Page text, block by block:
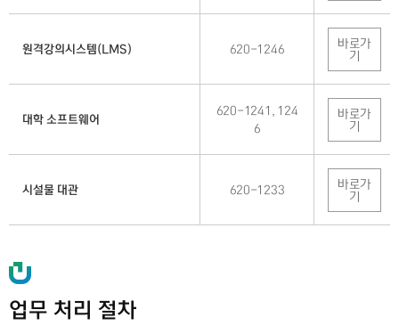
원격강의시스템(LMS) 620-1246 바로가
기
대학 소프트웨어
620-1241, 124
6
바로가
기
시설물 대관 620-1233 바로가
기
업무 처리 절차